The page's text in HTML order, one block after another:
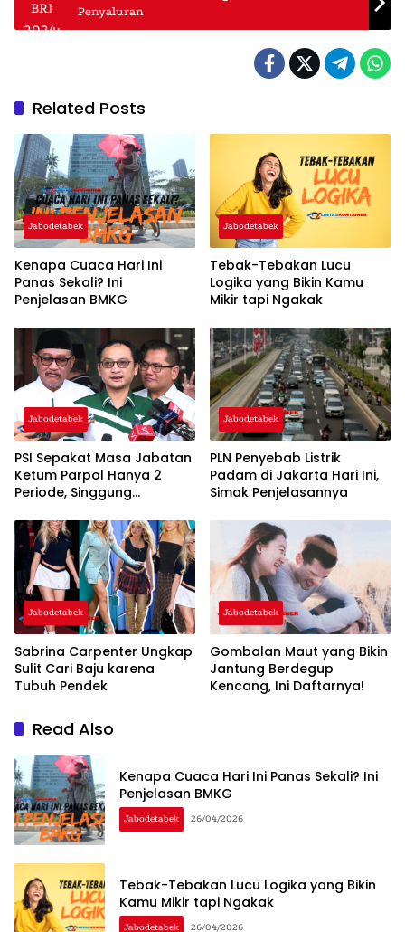
Penyaluran
Related Posts
Jabodetabek
Kenapa Cuaca Hari Ini
Panas Sekali? Ini
Penjelasan BMKG
Jabodetabek
Tebak-Tebakan Lucu
Logika yang Bikin Kamu
Mikir tapi Ngakak
Jabodetabek
PSI Sepakat Masa Jabatan
Ketum Parpol Hanya 2
Periode, Singgung
‘Warisan’
Jabodetabek
PLN Penyebab Listrik
Padam di Jakarta Hari Ini,
Simak Penjelasannya
Jabodetabek
Sabrina Carpenter Ungkap
Sulit Cari Baju karena
Tubuh Pendek
Jabodetabek
Gombalan Maut yang Bikin
Jantung Berdegup
Kencang, Ini Daftarnya!
Read Also
Kenapa Cuaca Hari Ini Panas Sekali? Ini
Penjelasan BMKG
Jabodetabek 26/04/2026
Tebak-Tebakan Lucu Logika yang Bikin
Kamu Mikir tapi Ngakak
Jabodetabek 26/04/2026